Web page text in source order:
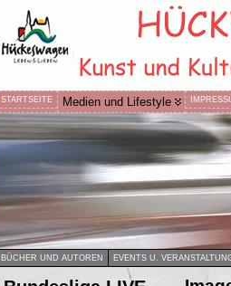
STARTSEITE Medien und Lifestyle
BÜCHER UND AUTOREN EVENTS U.